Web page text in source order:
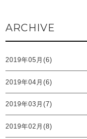
ARCHIVE
2019年05月(6)
2019年04月(6)
2019年03月(7)
2019年02月(8)